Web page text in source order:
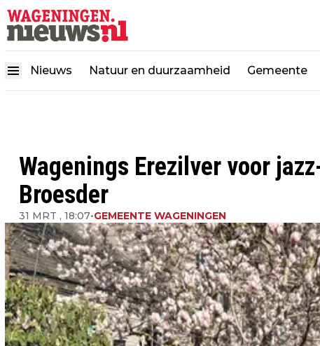
Nieuws Natuur en duurzaamheid Gemeente
Wagenings Erezilver voor
Broesder
31 MRT , 18:07•GEMEENTE WAGENINGEN